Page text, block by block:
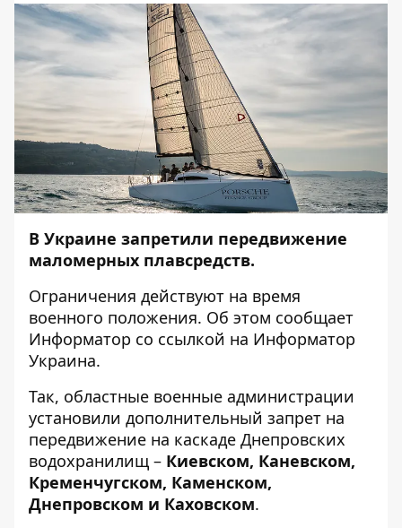
В Украине запретили передвижение
маломерных плавсредств.
Ограничения действуют на время
военного положения. Об этом сообщает
Информатор со ссылкой на Информатор
Украина.
Так, областные военные администрации
установили дополнительный запрет на
передвижение на каскаде Днепровских
водохранилищ – Киевском, Каневском,
Кременчугском, Каменском,
Днепровском и Каховском.